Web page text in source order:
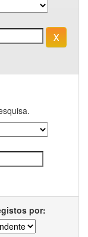
por: